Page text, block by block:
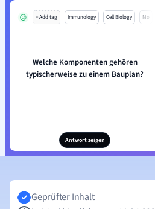
+ Add tag Immunology Cell Biology Mo
Welche Komponenten gehören
typischerweise zu einem Bauplan?
Antwort zeigen
Geprüfter Inhalt